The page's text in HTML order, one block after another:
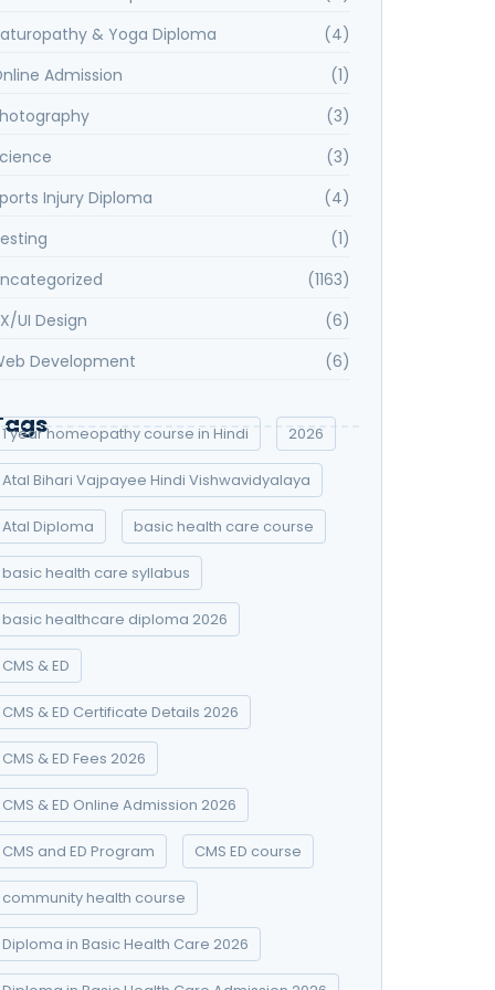
& Yoga Diploma
(4)
Admission
(1)
(3)
(3)
Injury Diploma
(4)
(1)
(1163)
UI Design
(6)
Development
(6)
1 year homeopathy course in Hindi 2026
Atal Bihari Vajpayee Hindi Vishwavidyalaya
Atal Diploma basic health care course
basic health care syllabus
basic healthcare diploma 2026
CMS & ED
CMS & ED Certificate Details 2026
CMS & ED Fees 2026
CMS & ED Online Admission 2026
CMS and ED Program CMS ED course
community health course
Diploma in Basic Health Care 2026